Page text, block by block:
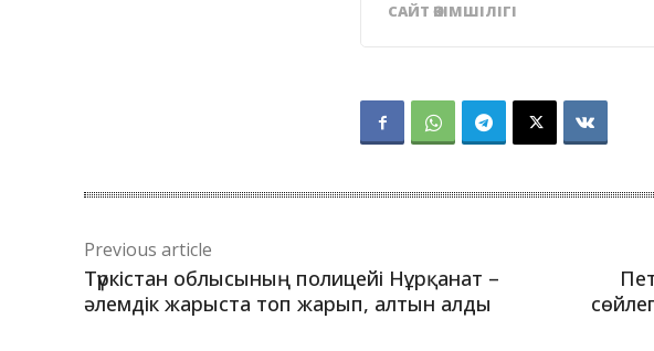
САЙТ ӘКІМШІЛІГІ
Previous article
Түркістан облысының полицейі Нұрқанат –
әлемдік жарыста топ жарып, алтын алды